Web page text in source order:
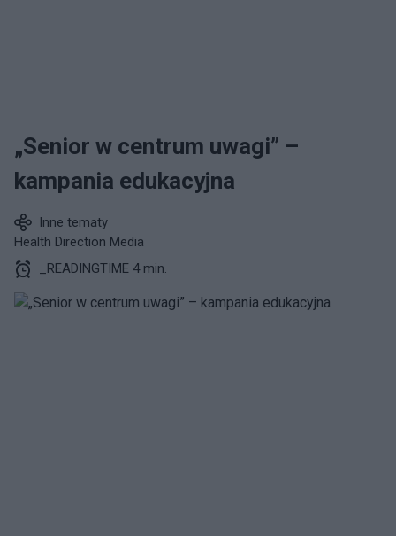
„Senior w centrum uwagi” –
kampania edukacyjna
Inne tematy
Health Direction Media
_READINGTIME 4 min.